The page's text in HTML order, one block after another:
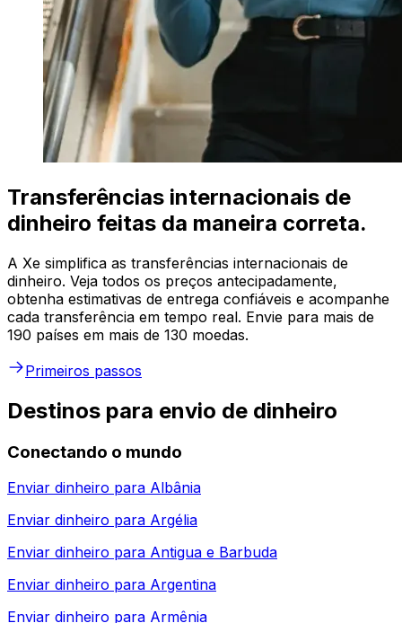
Transferências internacionais de
dinheiro feitas da maneira correta.
A Xe simplifica as transferências internacionais de
dinheiro. Veja todos os preços antecipadamente,
obtenha estimativas de entrega confiáveis e acompanhe
cada transferência em tempo real. Envie para mais de
190 países em mais de 130 moedas.
Primeiros passos
Destinos para envio de dinheiro
Conectando o mundo
Enviar dinheiro para Albânia
Enviar dinheiro para Argélia
Enviar dinheiro para Antigua e Barbuda
Enviar dinheiro para Argentina
Enviar dinheiro para Armênia